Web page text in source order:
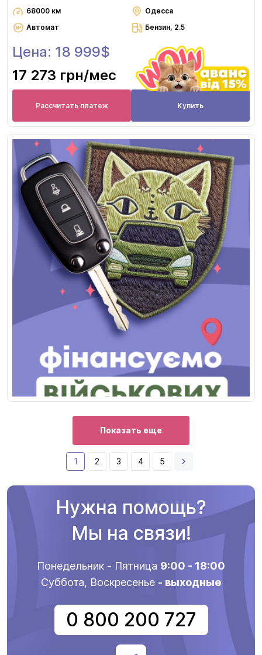
68000 км
Одесса
Автомат
Бензин, 2.5
Цена: 18 999$
17 273 грн/мес
Рассчитать платеж Купить
Показать еще
1 2 3 4 5
Нужна помощь?
Мы на связи!
Понедельник - Пятница 9:00 - 18:00
Суббота, Воскресенье - выходные
0 800 200 727